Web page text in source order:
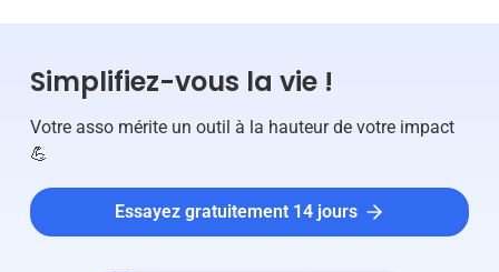
Simplifiez-vous la vie !
Votre asso mérite un outil à la hauteur de votre impact
💪
Essayez gratuitement 14 jours